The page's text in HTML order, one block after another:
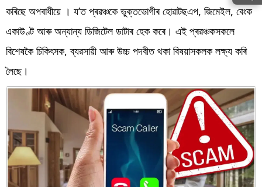
খেল
জীৱনশৈলী
বিশ্ব
কৰিছে অপৰাধীয়ে । য’ত প্ৰৱঞ্চকে ভুক্তভোগীৰ হোৱাটছএপ, জিমেইল, বেংক
একাউণ্ট আৰু অন্যান্য ডিজিটেল ডাটাৰ হেক কৰে। এই প্ৰৱঞ্চকসকলে
বিশেষকৈ চিকিৎসক, ব্যৱসায়ী আৰু উচ্চ পদবীত থকা বিষয়াসকলক লক্ষ্য কৰি
লৈছে।